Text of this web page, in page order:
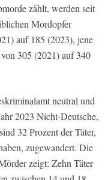
zählt, werden seit
Mordopfer
auf 185 (2023), jene
305 (2021) auf 340
neutral und
2023 Nicht-Deutsche,
32 Prozent der Täter,
zugewandert. Die
zeigt: Zehn Täter